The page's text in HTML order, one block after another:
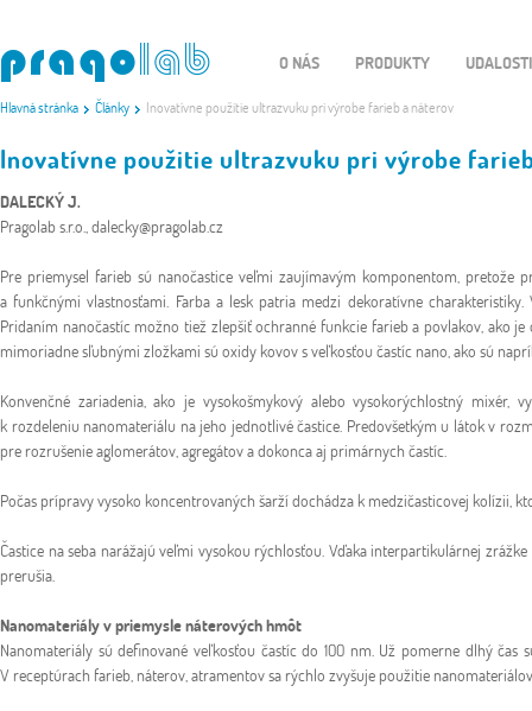
Hlavná stránka Články Inovatívne použitie ultrazvuku pri výrobe farieb a náterov
O NÁS PRODUKTY UDALOSTI
Inovatívne použitie ultrazvuku pri výrobe
DALECKÝ J.
Pragolab s.r.o., dalecky@pragolab.cz
Pre priemysel farieb sú nanočastice veľmi zaujímavým komponentom,
a funkčnými vlastnosťami. Farba a lesk patria medzi dekoratívne
Pridaním nanočastíc možno tiež zlepšiť ochranné funkcie farieb a povlakov, ako
mimoriadne sľubnými zložkami sú oxidy kovov s veľkosťou častíc nano, ako sú
Konvenčné zariadenia, ako je vysokošmykový alebo vysokorýchlostný
k rozdeleniu nanomateriálu na jeho jednotlivé častice. Predovšetkým u látok v
pre rozrušenie aglomerátov, agregátov a dokonca aj primárnych častíc.
Počas prípravy vysoko koncentrovaných šarží dochádza k medzičasticovej kolízii,
Častice na seba narážajú veľmi vysokou rýchlosťou. Vďaka interpartikulárnej
prerušia.
Nanomateriály v priemysle náterových hmôt
Nanomateriály sú definované veľkosťou častíc do 100 nm. Už pomerne dlhý
V receptúrach farieb, náterov, atramentov sa rýchlo zvyšuje použitie